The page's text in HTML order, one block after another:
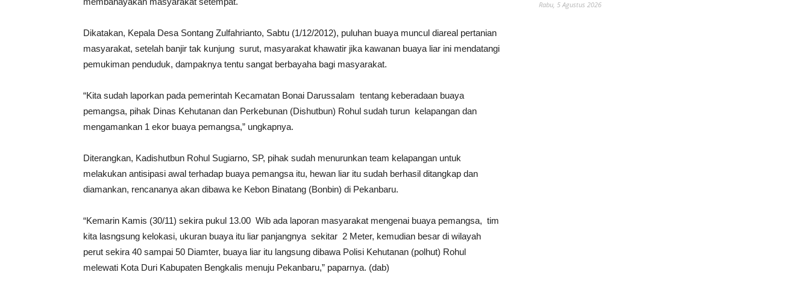
Dikatakan, Kepala Desa Sontang Zulfahrianto, Sabtu (1/12/2012), puluhan buaya muncul diareal pertanian
masyarakat, setelah banjir tak kunjung surut, masyarakat khawatir jika kawanan buaya liar ini mendatangi
pemukiman penduduk, dampaknya tentu sangat berbayaha bagi masyarakat.
“Kita sudah laporkan pada pemerintah Kecamatan Bonai Darussalam tentang keberadaan buaya
pemangsa, pihak Dinas Kehutanan dan Perkebunan (Dishutbun) Rohul sudah turun kelapangan dan
mengamankan 1 ekor buaya pemangsa,” ungkapnya.
Diterangkan, Kadishutbun Rohul Sugiarno, SP, pihak sudah menurunkan team kelapangan untuk
melakukan antisipasi awal terhadap buaya pemangsa itu, hewan liar itu sudah berhasil ditangkap dan
diamankan, rencananya akan dibawa ke Kebon Binatang (Bonbin) di Pekanbaru.
“Kemarin Kamis (30/11) sekira pukul 13.00 Wib ada laporan masyarakat mengenai buaya pemangsa, tim
kita lasngsung kelokasi, ukuran buaya itu liar panjangnya sekitar 2 Meter, kemudian besar di wilayah
perut sekira 40 sampai 50 Diamter, buaya liar itu langsung dibawa Polisi Kehutanan (polhut) Rohul
melewati Kota Duri Kabupaten Bengkalis menuju Pekanbaru,” paparnya. (dab)
Rabu, 5 Agustus 2026